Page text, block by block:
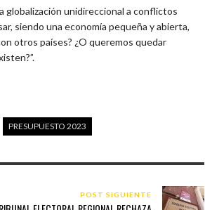
globalización unidireccional a conflictos
siendo una economía pequeña y abierta,
otros países? ¿O queremos quedar
PRESUPUESTO 2023
POST SIGUIENTE